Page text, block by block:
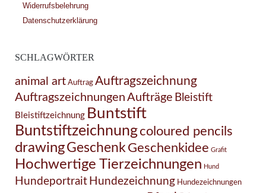
Widerrufsbelehrung
Datenschutzerklärung
SCHLAGWÖRTER
animal art Auftrag Auftragszeichnung
Auftragszeichnungen Aufträge Bleistift
Bleistiftzeichnung Buntstift
Buntstiftzeichnungcoloured pencils
drawingGeschenk Geschenkidee Grafit
Hochwertige Tierzeichnungen Hund
Hundeportrait Hundezeichnung Hundezeichnungen